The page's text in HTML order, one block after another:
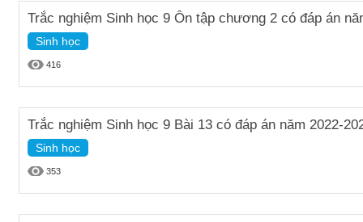
Trắc nghiệm Sinh học 9 Ôn tập chương 2 có đáp án
Sinh học
416
Trắc nghiệm Sinh học 9 Bài 13 có đáp án năm 2022-
Sinh học
353